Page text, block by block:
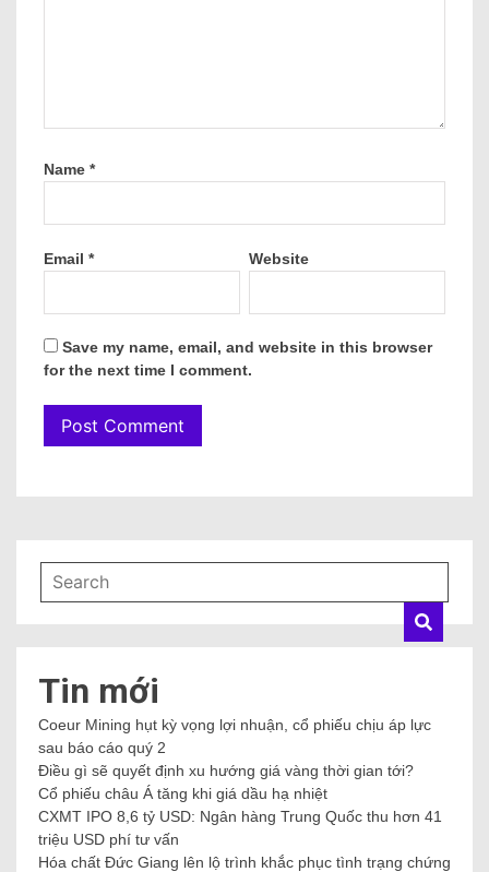
Name *
Email * Website
Save my name, email, and website in this browser
for the next time I comment.
Tin mới
Coeur Mining hụt kỳ vọng lợi nhuận, cổ phiếu chịu áp lực
sau báo cáo quý 2
Điều gì sẽ quyết định xu hướng giá vàng thời gian tới?
Cổ phiếu châu Á tăng khi giá dầu hạ nhiệt
CXMT IPO 8,6 tỷ USD: Ngân hàng Trung Quốc thu hơn 41
triệu USD phí tư vấn
Hóa chất Đức Giang lên lộ trình khắc phục tình trạng chứng